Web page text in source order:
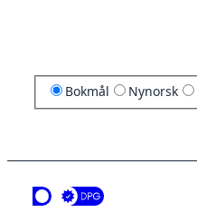
Bokmål Nynorsk